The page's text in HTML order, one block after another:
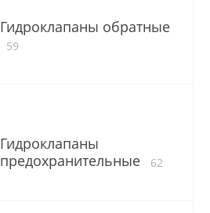
Гидроклапаны обратные
59
Гидроклапаны
предохранительные
62